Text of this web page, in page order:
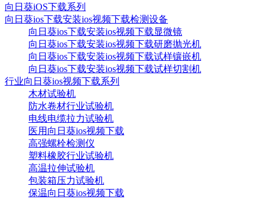
向日葵iOS下载系列
向日葵ios下载安装ios视频下载检测设备
向日葵ios下载安装ios视频下载显微镜
向日葵ios下载安装ios视频下载研磨抛光机
向日葵ios下载安装ios视频下载试样镶嵌机
向日葵ios下载安装ios视频下载试样切割机
行业向日葵ios视频下载系列
木材试验机
防水卷材行业试验机
电线电缆拉力试验机
医用向日葵ios视频下载
高强螺栓检测仪
塑料橡胶行业试验机
高温拉伸试验机
包装箱压力试验机
保温向日葵ios视频下载